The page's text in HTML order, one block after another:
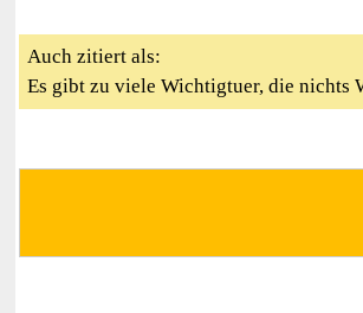
Auch zitiert als:
Es gibt zu viele Wichtigtuer, die nichts